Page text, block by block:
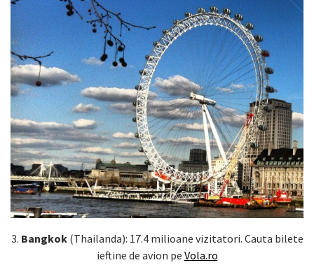
3. Bangkok(Thailanda): 17.4 milioane vizitatori. Cauta bilete
ieftine de avion pe Vola.ro